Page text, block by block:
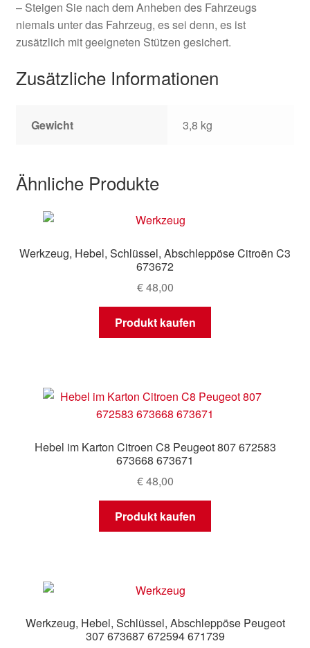
– Steigen Sie nach dem Anheben des Fahrzeugs
niemals unter das Fahrzeug, es sei denn, es ist
zusätzlich mit geeigneten Stützen gesichert.
Zusätzliche Informationen
Gewicht 3,8 kg
Ähnliche Produkte
Werkzeug, Hebel, Schlüssel, Abschleppöse Citroën C3
673672
€48,00
Produkt kaufen
Hebel im Karton Citroen C8 Peugeot 807 672583
673668 673671
€48,00
Produkt kaufen
Werkzeug, Hebel, Schlüssel, Abschleppöse Peugeot
307 673687 672594 671739